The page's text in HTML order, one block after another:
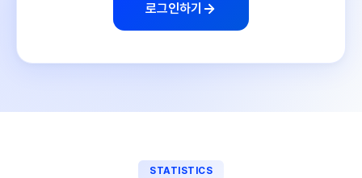
로그인하기
STATISTICS